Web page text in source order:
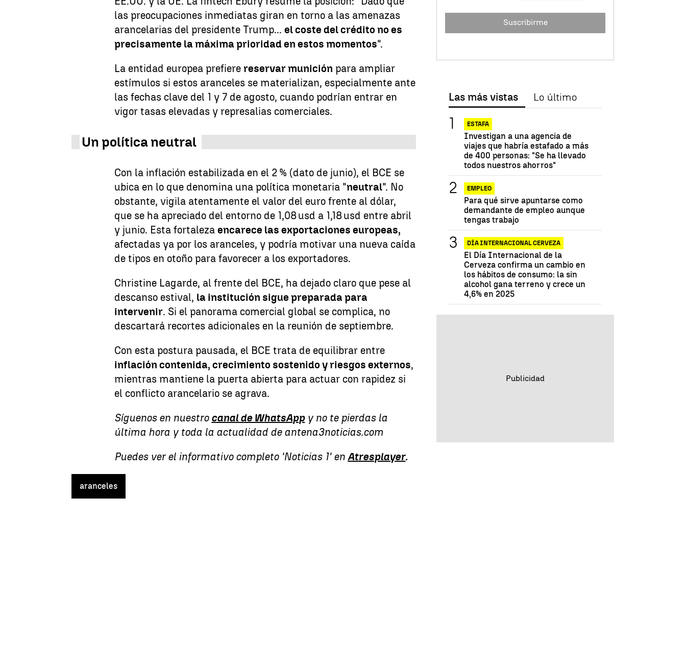
las preocupaciones inmediatas giran en torno a las amenazas
arancelarias del presidente Trump...el coste del crédito no es
precisamente la máxima prioridad en estos momentos".
La entidad europea prefierereservar munición para ampliar
estímulos si estos aranceles se materializan, especialmente ante
las fechas clave del 1 y 7 de agosto, cuando podrían entrar en
vigor tasas elevadas y represalias comerciales.
Un política neutral
Con la inflación estabilizada en el 2 % (dato de junio), el BCE se
ubica en lo que denomina una política monetaria "neutral". No
obstante, vigila atentamente el valor del euro frente al dólar,
que se ha apreciado del entorno de 1,08 usd a 1,18 usd entre abril
y junio. Esta fortalezaencarece las exportaciones europeas,
afectadas ya por los aranceles, y podría motivar una nueva caída
de tipos en otoño para favorecer a los exportadores.
Christine Lagarde, al frente del BCE, ha dejado claro que pese al
descanso estival, la institución sigue preparada para
intervenir. Si el panorama comercial global se complica, no
descartará recortes adicionales en la reunión de septiembre.
Con esta postura pausada, el BCE trata de equilibrar entre
inflación contenida, crecimiento sostenido y riesgos externos,
mientras mantiene la puerta abierta para actuar con rapidez si
el conflicto arancelario se agrava.
Síguenos en nuestro canal de WhatsAppy no te pierdas la
última hora y toda la actualidad de antena3noticias.com
Puedes ver el informativo completo 'Noticias 1' enAtresplayer.
aranceles
Suscribirme
Las más vistas Lo último
ESTAFA
Investigan a una agencia de
viajes que habría estafado a más
de 400 personas: "Se ha llevado
todos nuestros ahorros"
EMPLEO
Para qué sirve apuntarse como
demandante de empleo aunque
tengas trabajo
DÍA INTERNACIONAL CERVEZA
El Día Internacional de la
Cerveza confirma un cambio en
los hábitos de consumo: la sin
alcohol gana terreno y crece un
4,6% en 2025